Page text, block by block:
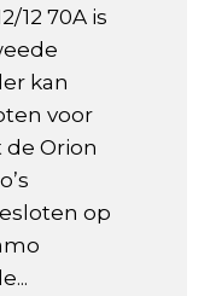
12 70A is
kan
voor
Orion
op